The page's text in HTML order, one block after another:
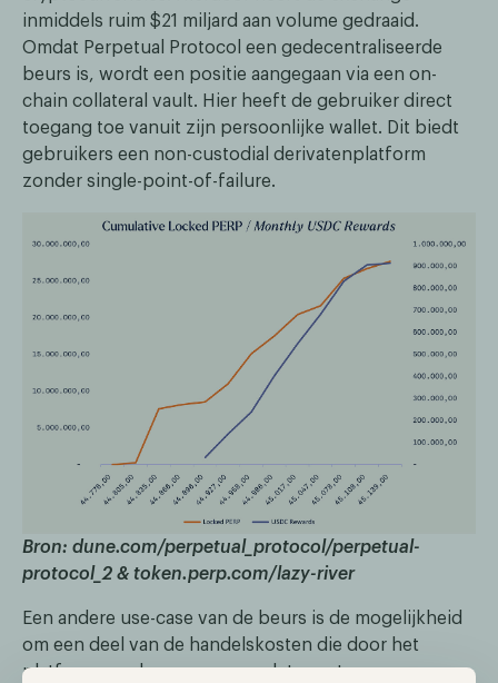
inmiddels ruim $21 miljard aan volume gedraaid.
Omdat Perpetual Protocol een gedecentraliseerde
beurs is, wordt een positie aangegaan via een on-
chain collateral vault. Hier heeft de gebruiker direct
toegang toe vanuit zijn persoonlijke wallet. Dit biedt
gebruikers een non-custodial derivatenplatform
zonder single-point-of-failure.
Bron: dune.com/perpetual_protocol/perpetual-
protocol_2 & token.perp.com/lazy-river
Een andere use-case van de beurs is de mogelijkheid
om een deel van de handelskosten die door het
platform worden gegenereerd, terug te geven aan